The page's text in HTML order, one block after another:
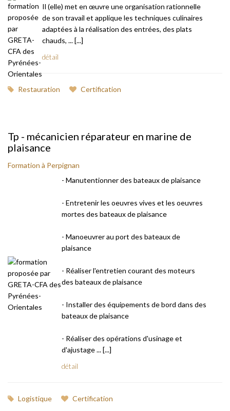
Il (elle) met en œuvre une organisation rationnelle
de son travail et applique les techniques culinaires
adaptées à la réalisation des entrées, des plats
chauds, ... [...]
détail
Restauration Certification
Tp - mécanicien réparateur en marine de
plaisance
Formation à Perpignan
- Manutentionner des bateaux de plaisance
- Entretenir les oeuvres vives et les oeuvres
mortes des bateaux de plaisance
- Manoeuvrer au port des bateaux de
plaisance
- Réaliser l'entretien courant des moteurs
des bateaux de plaisance
- Installer des équipements de bord dans des
bateaux de plaisance
- Réaliser des opérations d'usinage et
d'ajustage ... [...]
détail
Logistique Certification